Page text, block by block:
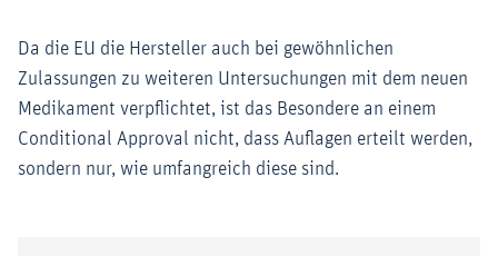
Da die EU die Hersteller auch bei gewöhnlichen
Zulassungen zu weiteren Untersuchungen mit dem neuen
Medikament verpflichtet, ist das Besondere an einem
Conditional Approval nicht, dass Auflagen erteilt werden,
sondern nur, wie umfangreich diese sind.